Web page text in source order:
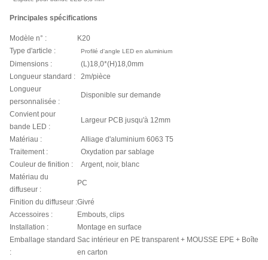
Principales spécifications
Modèle n° :
K20
Type d'article :
Profilé d'angle LED en aluminium
Dimensions :
(L)18,0*(H)18,0mm
Longueur standard :
2m/pièce
Longueur
personnalisée :
Disponible sur demande
Convient pour
bande LED :
Largeur PCB jusqu'à 12mm
Matériau :
Alliage d'aluminium 6063 T5
Traitement :
Oxydation par sablage
Couleur de finition :
Argent, noir, blanc
Matériau du
diffuseur :
PC
Finition du diffuseur :Givré
Accessoires :
Embouts, clips
Installation :
Montage en surface
Emballage standard
:
Sac intérieur en PE transparent + MOUSSE EPE + Boîte
en carton